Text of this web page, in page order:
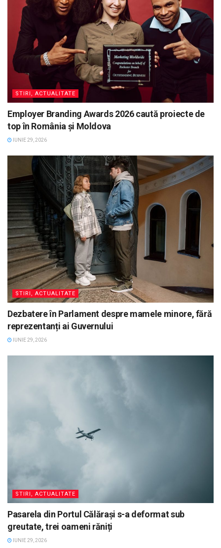
STIRI, ACTUALITATE
Employer Branding Awards 2026 caută proiecte de
top în România și Moldova
IUNIE 29, 2026
STIRI, ACTUALITATE
Dezbatere în Parlament despre mamele minore, fără
reprezentanți ai Guvernului
IUNIE 29, 2026
STIRI, ACTUALITATE
Pasarela din Portul Călărași s-a deformat sub
greutate, trei oameni răniți
IUNIE 29, 2026